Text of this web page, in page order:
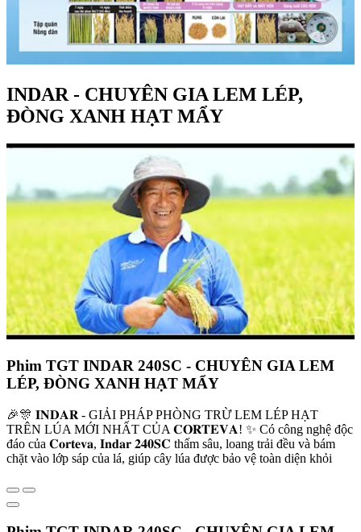
INDAR - CHUYÊN GIA LEM LÉP,
ĐÒNG XANH HẠT MẨY
Phim TGT INDAR 240SC - CHUYÊN GIA LEM
LÉP, ĐÒNG XANH HẠT MẨY
🎉🎊 𝐈𝐍𝐃𝐀𝐑 - GIẢI PHÁP PHÒNG TRỪ LEM LÉP HẠT
TRÊN LÚA MỚI NHẤT CỦA 𝐂𝐎𝐑𝐓𝐄𝐕𝐀! ✨ Có công nghệ độc
đáo của 𝐂𝐨𝐫𝐭𝐞𝐯𝐚, 𝐈𝐧𝐝𝐚𝐫 𝟐𝟒𝟎𝐒𝐂 thấm sâu, loang trải đều và bám
chặt vào lớp sáp của lá, giúp cây lúa được bảo vệ toàn diện khỏi